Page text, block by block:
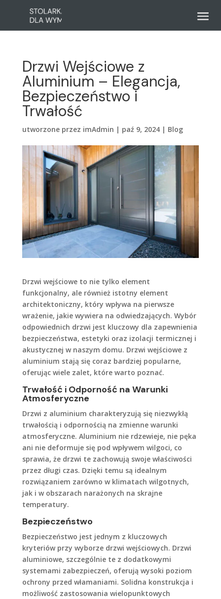
Drzwi Wejściowe z
Aluminium – Elegancja,
Bezpieczeństwo i
Trwałość
utworzone przez imAdmin | paź 9, 2024| Blog
Drzwi wejściowe to nie tylko element
funkcjonalny, ale również istotny element
architektoniczny, który wpływa na pierwsze
wrażenie, jakie wywiera na odwiedzających. Wybór
odpowiednich drzwi jest kluczowy dla zapewnienia
bezpieczeństwa, estetyki oraz izolacji termicznej i
akustycznej w naszym domu. Drzwi wejściowe z
aluminium stają się coraz bardziej popularne,
oferując wiele zalet, które warto poznać.
Trwałość i Odporność na Warunki
Atmosferyczne
Drzwi z aluminium charakteryzują się niezwykłą
trwałością i odpornością na zmienne warunki
atmosferyczne. Aluminium nie rdzewieje, nie pęka
ani nie deformuje się pod wpływem wilgoci, co
sprawia, że drzwi te zachowują swoje właściwości
przez długi czas. Dzięki temu są idealnym
rozwiązaniem zarówno w klimatach wilgotnych,
jak i w obszarach narażonych na skrajne
temperatury.
Bezpieczeństwo
Bezpieczeństwo jest jednym z kluczowych
kryteriów przy wyborze drzwi wejściowych. Drzwi
aluminiowe, szczególnie te z dodatkowymi
systemami zabezpieczeń, oferują wysoki poziom
ochrony przed włamaniami. Solidna konstrukcja i
możliwość zastosowania wielopunktowych